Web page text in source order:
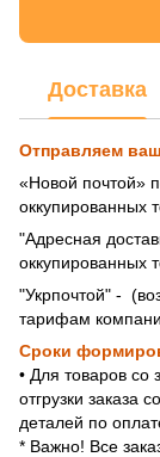
Доставка
Отправляем
«Новой почтой»
оккупированных
"Адресная
оккупированных
"Укрпочтой" -
тарифам
Сроки
• Для товаров
отгрузки заказа
деталей по
* Важно! Все